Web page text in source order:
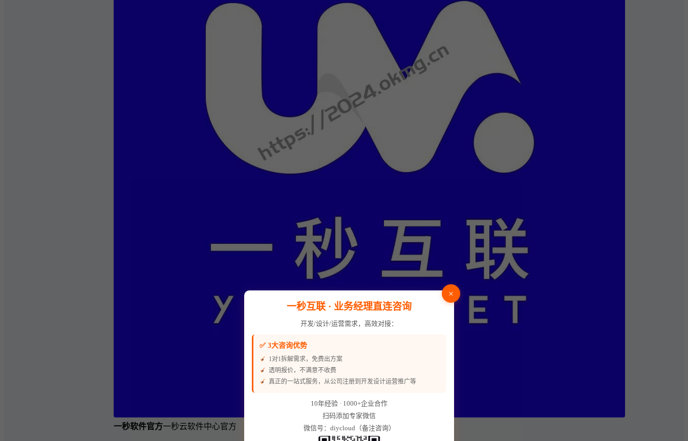
一秒软件官方一秒云软件中心官方
×
一秒互联 · 业务经理直连咨询
开发/设计/运营需求，高效对接：
✅ 3大咨询优势
1对1拆解需求，免费出方案
透明报价，不满意不收费
真正的一站式服务，从公司注册到开发设计运营推广等
10年经验 · 1000+企业合作
扫码添加专家微信
微信号：diycloud（备注咨询）